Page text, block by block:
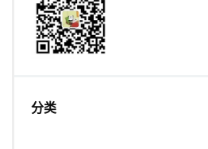
分类